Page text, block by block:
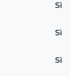
Sì
Sì
Sì